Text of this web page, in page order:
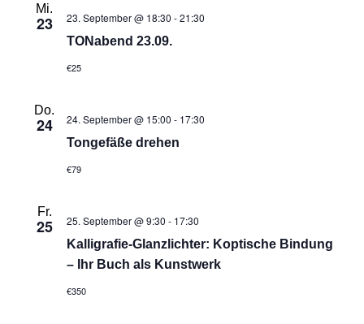
Mi.
23 23. September @ 18:30 -21:30
TONabend 23.09.
€25
Do.
24 24. September @ 15:00 - 17:30
Tongefäße drehen
€79
Fr.
25 25. September @ 9:30 - 17:30
Kalligrafie-Glanzlichter: Koptische Bindung
– Ihr Buch als Kunstwerk
€350